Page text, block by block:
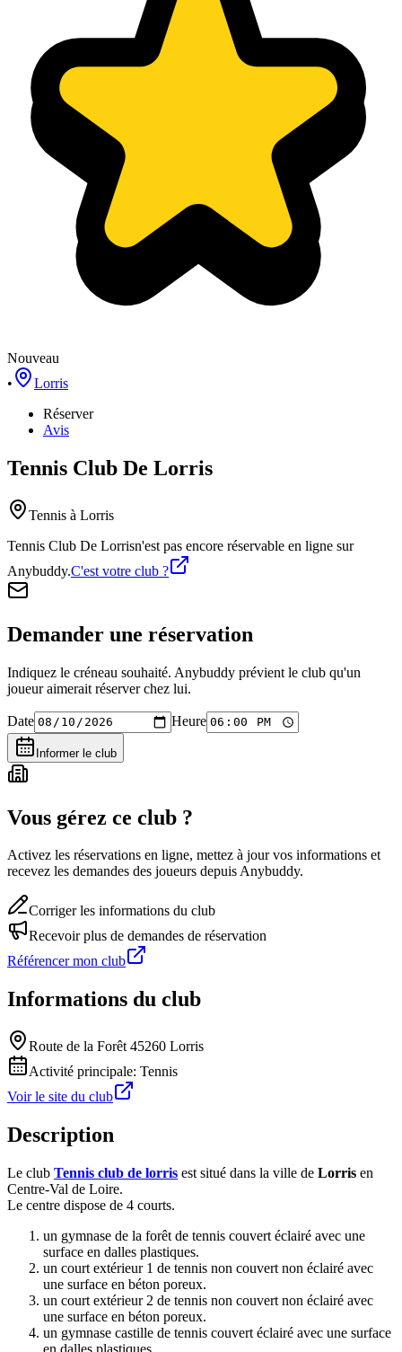
Nouveau
•
Lorris
Réserver
Avis
Tennis Club De Lorris
Tennis à Lorris
Tennis Club De Lorrisn'est pas encore réservable en ligne sur
Anybuddy.C'est votre club ?
Demander une réservation
Indiquez le créneau souhaité. Anybuddy prévient le club qu'un
joueur aimerait réserver chez lui.
Date Heure
Informer le club
Vous gérez ce club ?
Activez les réservations en ligne, mettez à jour vos informations et
recevez les demandes des joueurs depuis Anybuddy.
Corriger les informations du club
Recevoir plus de demandes de réservation
Référencer mon club
Informations du club
Route de la Forêt 45260 Lorris
Activité principale: Tennis
Voir le site du club
Description
Le club Tennis club de lorris est situé dans la ville de Lorris en
Centre-Val de Loire.
Le centre dispose de 4 courts.
un gymnase de la forêt de tennis couvert éclairé avec une
surface en dalles plastiques.
un court extérieur 1 de tennis non couvert non éclairé avec
une surface en béton poreux.
un court extérieur 2 de tennis non couvert non éclairé avec
une surface en béton poreux.
un gymnase castille de tennis couvert éclairé avec une surface
en dalles plastiques.